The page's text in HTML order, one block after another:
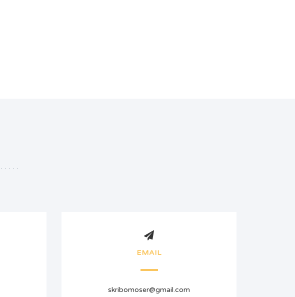
EMAIL
skribomoser@gmail.com